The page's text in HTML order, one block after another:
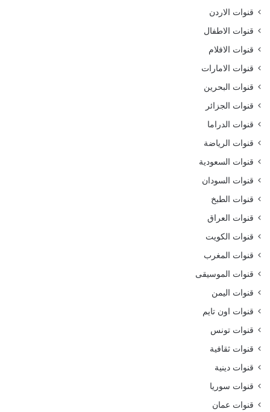
قنوات الاردن
قنوات الاطفال
قنوات الافلام
قنوات الامارات
قنوات البحرين
قنوات الجزائر
قنوات الدراما
قنوات الرياضة
قنوات السعودية
قنوات السودان
قنوات الطبخ
قنوات العراق
قنوات الكويت
قنوات المغرب
قنوات الموسيقى
قنوات اليمن
قنوات اون تايم
قنوات تونس
قنوات ثقافية
قنوات دينية
قنوات سوريا
قنوات عمان